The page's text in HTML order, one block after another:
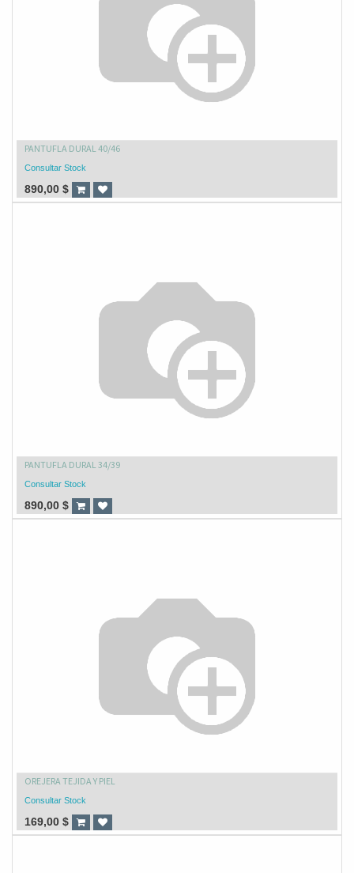
PANTUFLA DURAL 40/46
Consultar Stock
890,00 $
PANTUFLA DURAL 34/39
Consultar Stock
890,00 $
OREJERA TEJIDA Y PIEL
Consultar Stock
169,00 $